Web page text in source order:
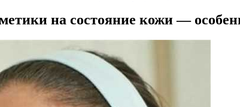
на состояние кожи —